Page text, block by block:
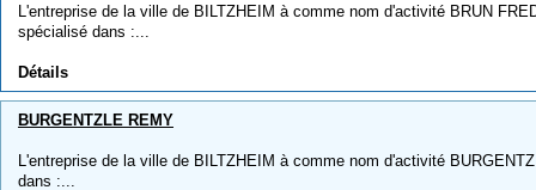
L'entreprise de la ville de BILTZHEIM à comme nom d'activité BRUN
spécialisé dans :...
Détails
BURGENTZLE REMY
L'entreprise de la ville de BILTZHEIM à comme nom d'activité
dans :...